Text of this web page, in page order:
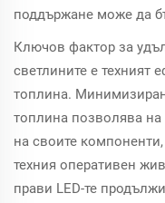
поддържане може да
Ключов фактор за
светлините е техният
топлина.
топлина позволява на
на своите
техния оперативен
прави LED-те